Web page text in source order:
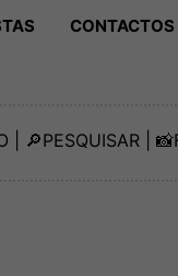
CONTACTOS
| 🔎PESQUISAR | 📸